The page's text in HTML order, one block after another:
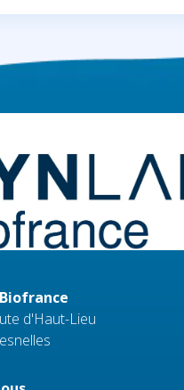
d'Haut-Lieu